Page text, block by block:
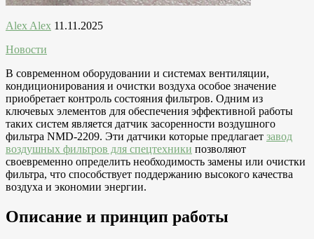
Alex Alex 11.11.2025
Новости
В современном оборудовании и системах вентиляции,
кондиционирования и очистки воздуха особое значение
приобретает контроль состояния фильтров. Одним из
ключевых элементов для обеспечения эффективной работы
таких систем является датчик засоренности воздушного
фильтра NMD-2209. Эти датчики которые предлагает завод
воздушных фильтров для спецтехники позволяют
своевременно определить необходимость замены или очистки
фильтра, что способствует поддержанию высокого качества
воздуха и экономии энергии.
Описание и принцип работы